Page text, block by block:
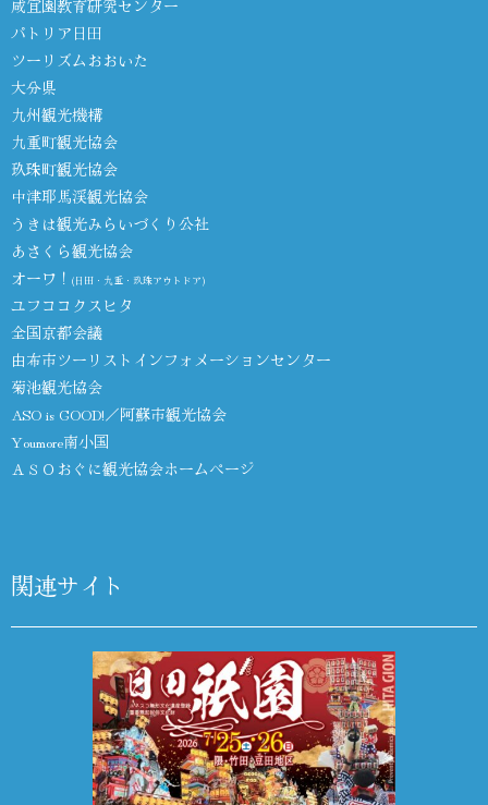
咸宜園教育研究センター
パトリア日田
ツーリズムおおいた
大分県
九州観光機構
九重町観光協会
玖珠町観光協会
中津耶馬渓観光協会
うきは観光みらいづくり公社
あさくら観光協会
オーワ！ (日田・九重・玖珠アウトドア)
ユフココクスヒタ
全国京都会議
由布市ツーリストインフォメーションセンター
菊池観光協会
ASO is GOOD!／阿蘇市観光協会
Youmore南小国
ＡＳＯおぐに観光協会ホームページ
関連サイト